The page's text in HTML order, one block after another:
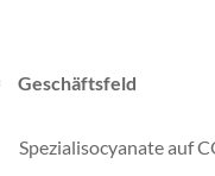
Geschäftsfeld
Geschäftsfeld
Spezialisocyanate auf